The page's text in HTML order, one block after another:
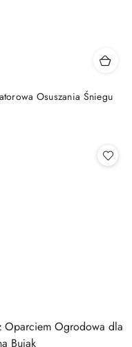
Osuszania Śniegu